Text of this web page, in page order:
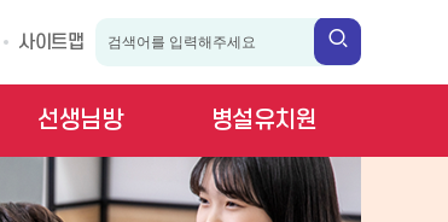
사이트맵
선생님방 병설유치원